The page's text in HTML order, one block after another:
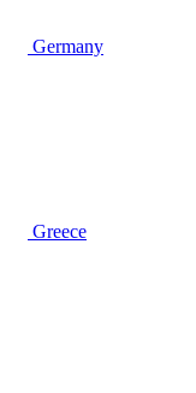
Germany
Greece